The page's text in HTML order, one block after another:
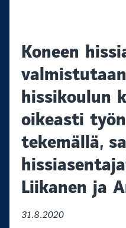
Koneen
hissikoulun
oikeasti
tekemällä,
Liikanen ja
31.8.2020